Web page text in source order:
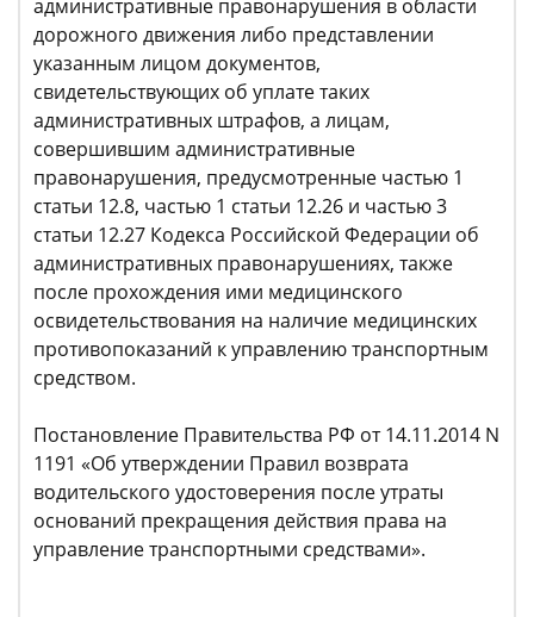
административные правонарушения в области
дорожного движения либо представлении
указанным лицом документов,
свидетельствующих об уплате таких
административных штрафов, а лицам,
совершившим административные
правонарушения, предусмотренные частью 1
статьи 12.8, частью 1 статьи 12.26 и частью 3
статьи 12.27 Кодекса Российской Федерации об
административных правонарушениях, также
после прохождения ими медицинского
освидетельствования на наличие медицинских
противопоказаний к управлению транспортным
средством.
Постановление Правительства РФ от 14.11.2014 N
1191 «Об утверждении Правил возврата
водительского удостоверения после утраты
оснований прекращения действия права на
управление транспортными средствами».